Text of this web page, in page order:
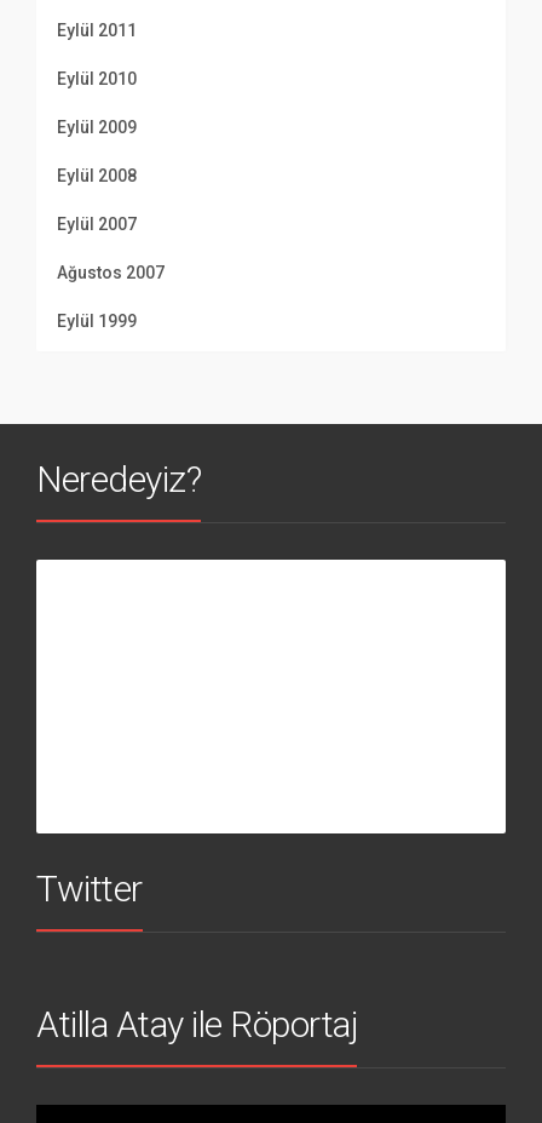
Eylül 2011
Eylül 2010
Eylül 2009
Eylül 2008
Eylül 2007
Ağustos 2007
Eylül 1999
Neredeyiz?
Twitter
Atilla Atay ile Röportaj